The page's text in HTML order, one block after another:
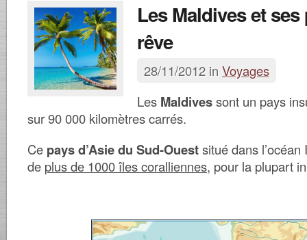
Les Maldives et
rêve
28/11/2012 in Voyages
Les Maldivessont un pays
sur 90 000 kilomètres carrés.
Ce pays d’Asie du Sud-Ouestsitué dans
de plus de 1000 îles coralliennes, pour la plupart